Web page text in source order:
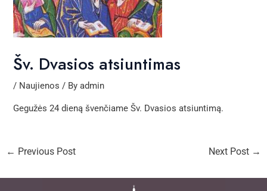
Šv. Dvasios atsiuntimas
/ Naujienos / Byadmin
Gegužės 24 dieną švenčiame Šv. Dvasios atsiuntimą.
← Previous Post Next Post →